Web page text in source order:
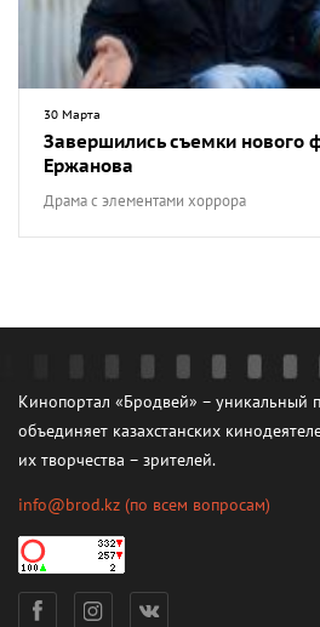
30 Марта
Завершились съемки нового
Ержанова
Драма с элементами хоррора
Кинопортал «Бродвей» – уникальный
объединяет казахстанских
их творчества – зрителей.
info@brod.kz (по всем вопросам)